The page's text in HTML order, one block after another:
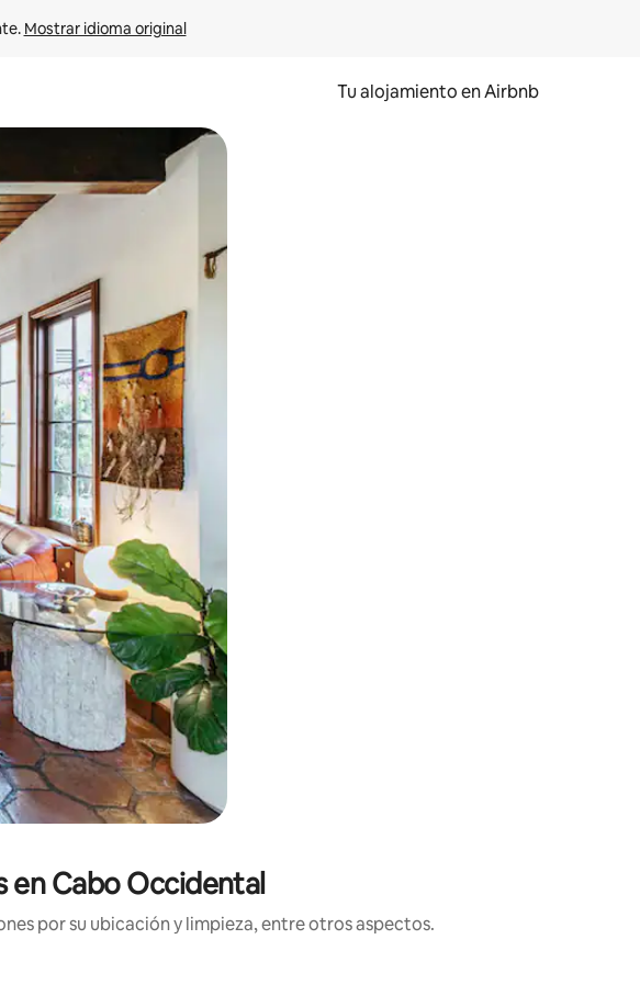
Mostrar idioma original
Tu alojamiento en Airbnb
explorá deslizando el dedo.
en Cabo Occidental
por su ubicación y limpieza, entre otros aspectos.